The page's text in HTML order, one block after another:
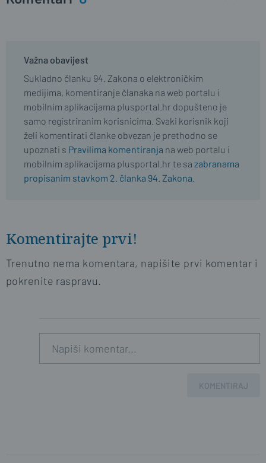
Važna obavijest
Sukladno članku 94. Zakona o elektroničkim
medijima, komentiranje članaka na web portalu i
mobilnim aplikacijama plusportal.hr dopušteno je
samo registriranim korisnicima. Svaki korisnik koji
želi komentirati članke obvezan je prethodno se
upoznati s Pravilima komentiranja na web portalu i
mobilnim aplikacijama plusportal.hr te sa zabranama
propisanim stavkom 2. članka 94. Zakona.
Komentirajte prvi!
Trenutno nema komentara, napišite prvi komentar i
pokrenite raspravu.
KOMENTIRAJ